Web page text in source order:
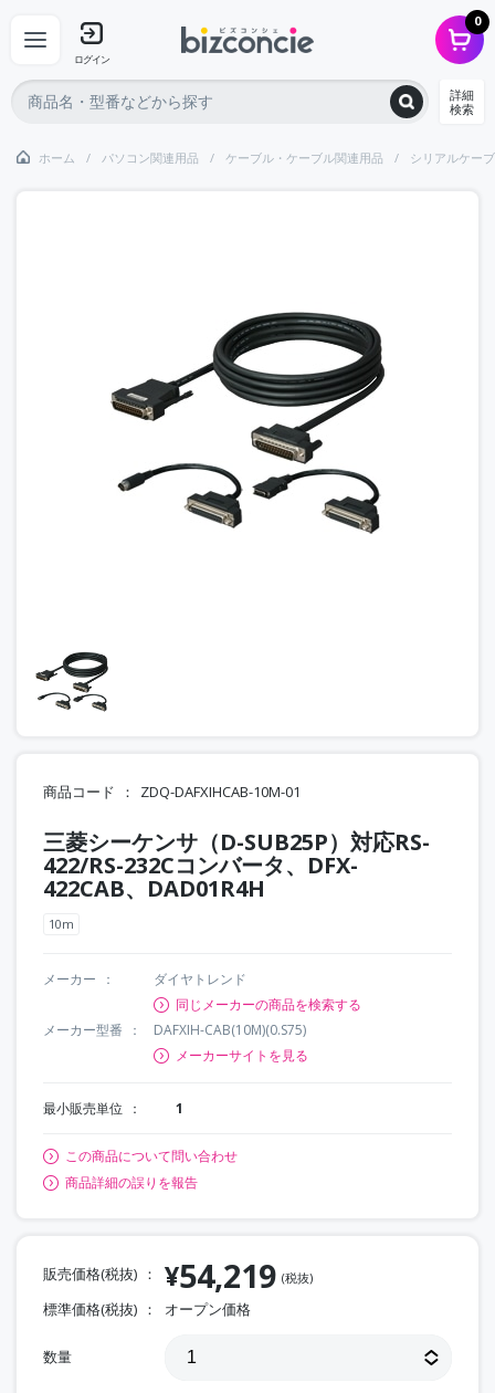
ログイン
0
詳細
検索
ホーム パソコン関連用品 ケーブル・ケーブル関連用品 シリアルケー
商品コード ZDQ-DAFXIHCAB-10M-01
三菱シーケンサ（D-SUB25P）対応RS-
422/RS-232Cコンバータ、DFX-
422CAB、DAD01R4H
10m
メーカー
ダイヤトレンド
同じメーカーの商品を検索する
メーカー型番
DAFXIH-CAB(10M)(0.S75)
メーカーサイトを見る
最小販売単位 1
この商品について問い合わせ
商品詳細の誤りを報告
販売価格(税抜) ¥54,219 (税抜)
標準価格(税抜) オープン価格
数量